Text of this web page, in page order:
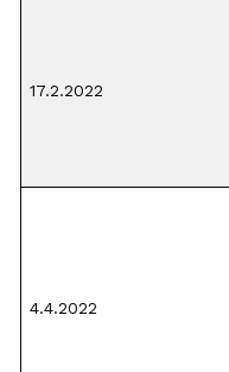
17.2.2022
4.4.2022